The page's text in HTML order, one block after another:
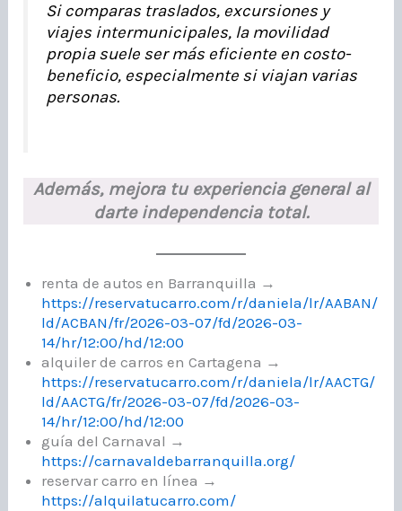
Si comparas traslados, excursiones y
viajes intermunicipales, la movilidad
propia suele ser más eficiente en costo-
beneficio, especialmente si viajan varias
personas.
Además, mejora tu experiencia general al
darte independencia total.
renta de autos en Barranquilla →
https://reservatucarro.com/r/daniela/lr/AABAN/
ld/ACBAN/fr/2026-03-07/fd/2026-03-
14/hr/12:00/hd/12:00
alquiler de carros en Cartagena →
https://reservatucarro.com/r/daniela/lr/AACTG/
ld/AACTG/fr/2026-03-07/fd/2026-03-
14/hr/12:00/hd/12:00
guía del Carnaval →
https://carnavaldebarranquilla.org/
reservar carro en línea →
https://alquilatucarro.com/